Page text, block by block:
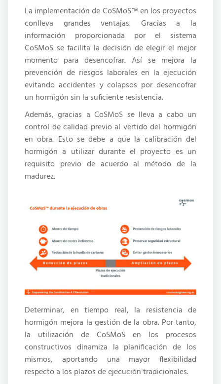
La implementación de CoSMoS™ en los proyectos
conlleva grandes ventajas. Gracias a la
información proporcionada por el sistema
CoSMoS se facilita la decisión de elegir el mejor
momento para desencofrar. Así se mejora la
prevención de riesgos laborales en la ejecución
evitando accidentes y colapsos por desencofrar
un hormigón sin la suficiente resistencia.
Además, gracias a CoSMoS se lleva a cabo un
control de calidad previo al vertido del hormigón
en obra. Esto se debe a que la calibración del
hormigón a utilizar durante el proyecto es un
requisito previo de acuerdo al método de la
madurez.
Determinar, en tiempo real, la resistencia de
hormigón mejora la gestión de la obra. Por tanto,
la utilización de CoSMoS en los procesos
constructivos dinamiza la planificación de los
mismos, aportando una mayor flexibilidad
respecto a los plazos de ejecución tradicionales.